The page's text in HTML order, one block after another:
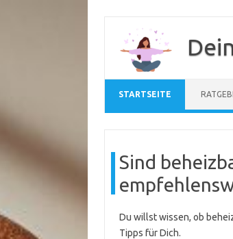
springen
STARTSEITE
Sind
Du willst wissen, ob
Tipps für Dich.